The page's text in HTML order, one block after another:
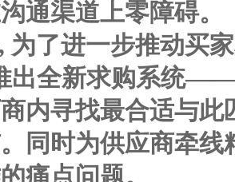
通渠道上零障碍。
为了进一步推动买
出全新求购系统
内寻找最合适与
同时为供应商牵
痛点问题。